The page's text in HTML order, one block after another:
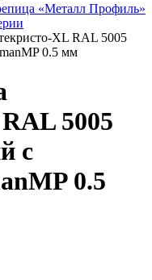
«Металл Профиль»
XL RAL 5005
0.5 мм
5005
с
0.5